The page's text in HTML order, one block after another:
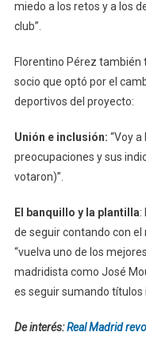
miedo a los retos y a los
club”.
Florentino Pérez también
socio que optó por el
deportivos del proyecto:
Unión e inclusión: “Voy
preocupaciones y sus
votaron)”.
El banquillo y la plantilla:
de seguir contando con
“vuelva uno de los
madridista como José
es seguir sumando títulos
De interés:Real Madrid